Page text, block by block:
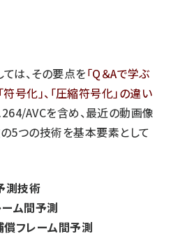
は、その要点を「Q＆Aで学ぶ
符号化」、「圧縮符号化」の違い
AVCを含め、最近の動画像
5つの技術を基本要素として
測技術
ーム間予測
償フレーム間予測